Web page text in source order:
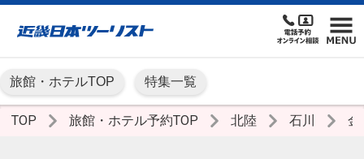
旅館・ホテルTOP 特集一覧
TOP 旅館・ホテル予約TOP 北陸 石川